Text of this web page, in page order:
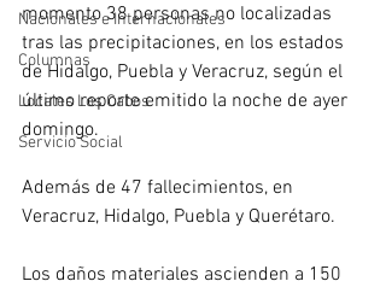
Nacionales e Internacionales
Columnas
Locales Los Cabos
Servicio Social
momento 38 personas no localizadas
tras las precipitaciones, en los estados
de Hidalgo, Puebla y Veracruz, según el
último reporte emitido la noche de ayer
domingo.
Además de 47 fallecimientos, en
Veracruz, Hidalgo, Puebla y Querétaro.
Los daños materiales ascienden a 150